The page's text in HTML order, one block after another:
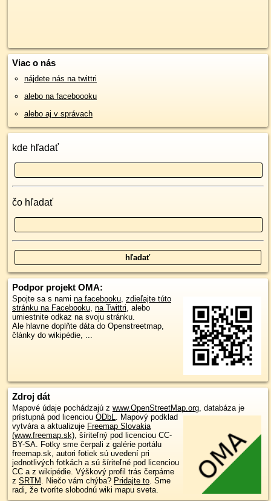
Viac o nás
nájdete nás na twittri
alebo na faceboooku
alebo aj v správach
kde hľadať
čo hľadať
Podpor projekt OMA:
Spojte sa s nami na facebooku, zdieľajte túto
stránku na Facebooku, na Twittri, alebo
umiestnite odkaz na svoju stránku.
Ale hlavne doplňte dáta do Openstreetmap,
články do wikipédie, ...
Zdroj dát
Mapové údaje pochádzajú z www.OpenStreetMap.org, databáza je
prístupná pod licenciou ODbL. Mapový podklad
vytvára a aktualizuje Freemap Slovakia
(www.freemap.sk), šíriteľný pod licenciou CC-
BY-SA. Fotky sme čerpali z galérie portálu
freemap.sk, autori fotiek sú uvedení pri
jednotlivých fotkách a sú šíriteľné pod licenciou
CC a z wikipédie. Výškový profil trás čerpáme
z SRTM . Niečo vám chýba? Pridajte to. Sme
radi, že tvoríte slobodnú wiki mapu sveta.